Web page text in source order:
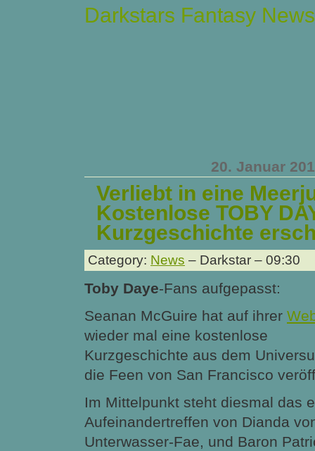
Darkstars Fantasy News
20. Januar
Verliebt in eine
Kostenlose TOBY
Kurzgeschichte
Category: News – Darkstar – 09:30
Toby Daye-Fans aufgepasst:
Seanan McGuire hat auf ihrer
wieder mal eine kostenlose
Kurzgeschichte aus dem
die Feen von San Francisco
Im Mittelpunkt steht diesmal das
Aufeinandertreffen von Dianda
Unterwasser-Fae, und Baron